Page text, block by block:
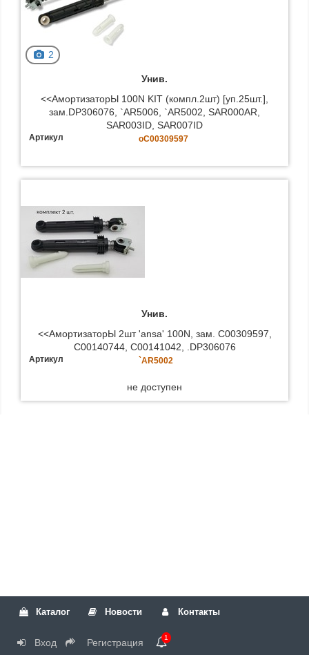
2
Унив.
<<АмортизаторЫ 100N KIT (компл.2шт) [уп.25шт.],
зам.DP306076, `AR5006, `AR5002, SAR000AR,
SAR003ID, SAR007ID
Артикул oC00309597
Унив.
<<АмортизаторЫ 2шт 'ansa' 100N, зам. C00309597,
C00140744, C00141042, .DP306076
Артикул `AR5002
не доступен
Каталог Новости Контакты
Вход Регистрация 1